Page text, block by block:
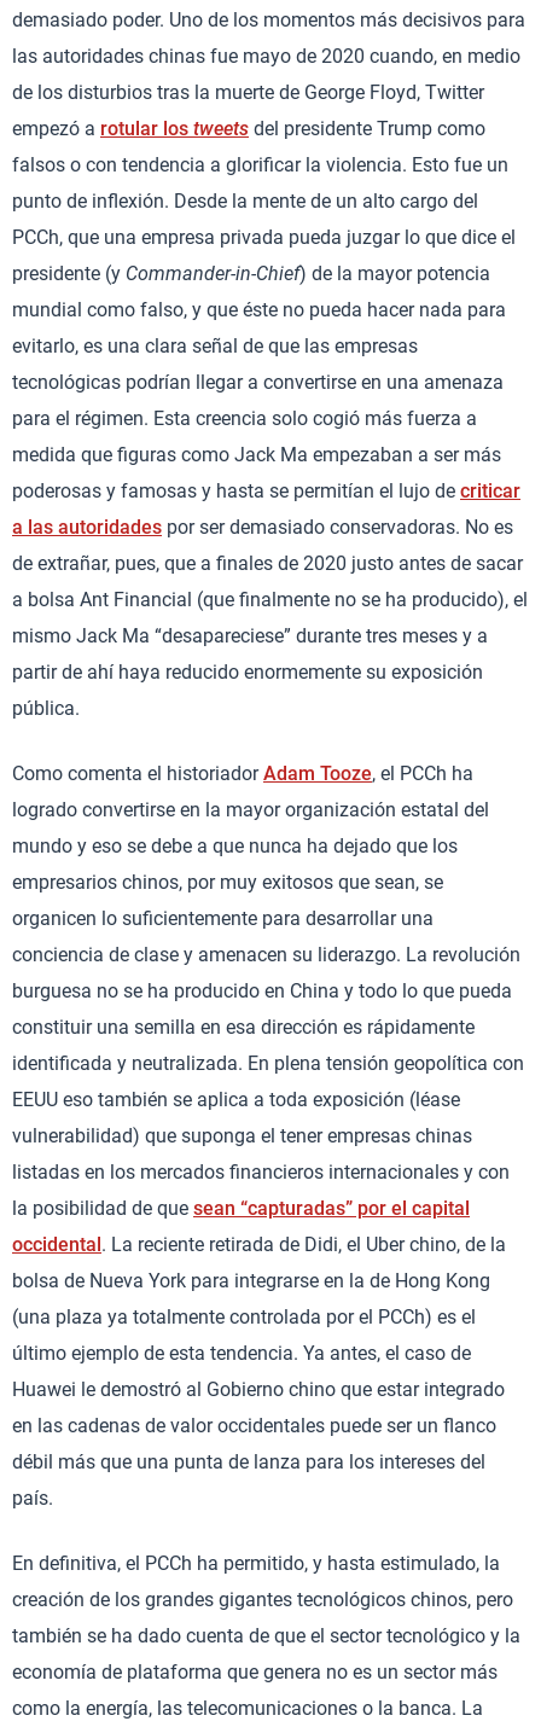
demasiado poder. Uno de los momentos más decisivos para
las autoridades chinas fue mayo de 2020 cuando, en medio
de los disturbios tras la muerte de George Floyd, Twitter
empezó a rotular los tweets del presidente Trump como
falsos o con tendencia a glorificar la violencia. Esto fue un
punto de inflexión. Desde la mente de un alto cargo del
PCCh, que una empresa privada pueda juzgar lo que dice el
presidente (y Commander-in-Chief) de la mayor potencia
mundial como falso, y que éste no pueda hacer nada para
evitarlo, es una clara señal de que las empresas
tecnológicas podrían llegar a convertirse en una amenaza
para el régimen. Esta creencia solo cogió más fuerza a
medida que figuras como Jack Ma empezaban a ser más
poderosas y famosas y hasta se permitían el lujo de criticar
a las autoridades por ser demasiado conservadoras. No es
de extrañar, pues, que a finales de 2020 justo antes de sacar
a bolsa Ant Financial (que finalmente no se ha producido), el
mismo Jack Ma “desapareciese” durante tres meses y a
partir de ahí haya reducido enormemente su exposición
pública.
Como comenta el historiadorAdam Tooze, el PCCh ha
logrado convertirse en la mayor organización estatal del
mundo y eso se debe a que nunca ha dejado que los
empresarios chinos, por muy exitosos que sean, se
organicen lo suficientemente para desarrollar una
conciencia de clase y amenacen su liderazgo. La revolución
burguesa no se ha producido en China y todo lo que pueda
constituir una semilla en esa dirección es rápidamente
identificada y neutralizada. En plena tensión geopolítica con
EEUU eso también se aplica a toda exposición (léase
vulnerabilidad) que suponga el tener empresas chinas
listadas en los mercados financieros internacionales y con
la posibilidad de que sean “capturadas” por el capital
occidental . La reciente retirada de Didi, el Uber chino, de la
bolsa de Nueva York para integrarse en la de Hong Kong
(una plaza ya totalmente controlada por el PCCh) es el
último ejemplo de esta tendencia. Ya antes, el caso de
Huawei le demostró al Gobierno chino que estar integrado
en las cadenas de valor occidentales puede ser un flanco
débil más que una punta de lanza para los intereses del
país.
En definitiva, el PCCh ha permitido, y hasta estimulado, la
creación de los grandes gigantes tecnológicos chinos, pero
también se ha dado cuenta de que el sector tecnológico y la
economía de plataforma que genera no es un sector más
como la energía, las telecomunicaciones o la banca. La